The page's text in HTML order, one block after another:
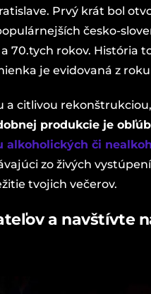
Prvý krát bol
česko-
70.tych rokov. História
je evidovaná z roku
a citlivou
produkcie je
či
zo živých
tvojich večerov.
a navštívte